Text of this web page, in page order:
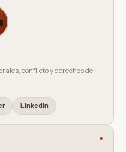
conflicto y derechos del
LinkedIn